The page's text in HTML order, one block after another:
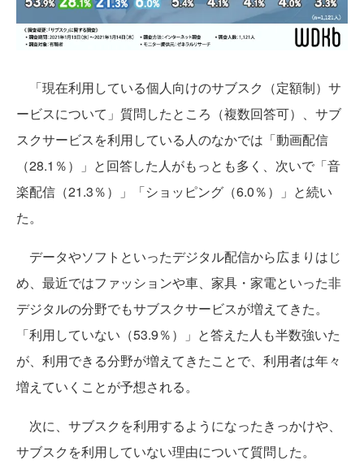
「現在利用している個人向けのサブスク（定額制）サ
ービスについて」質問したところ（複数回答可）、サブ
スクサービスを利用している人のなかでは「動画配信
（28.1％）」と回答した人がもっとも多く、次いで「音
楽配信（21.3％）」「ショッピング（6.0％）」と続い
た。
データやソフトといったデジタル配信から広まりはじ
め、最近ではファッションや車、家具・家電といった非
デジタルの分野でもサブスクサービスが増えてきた。
「利用していない（53.9％）」と答えた人も半数強いた
が、利用できる分野が増えてきたことで、利用者は年々
増えていくことが予想される。
次に、サブスクを利用するようになったきっかけや、
サブスクを利用していない理由について質問した。